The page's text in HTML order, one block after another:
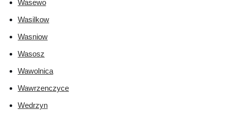
Wasewo
Wasilkow
Wasniow
Wasosz
Wawolnica
Wawrzenczyce
Wedrzyn